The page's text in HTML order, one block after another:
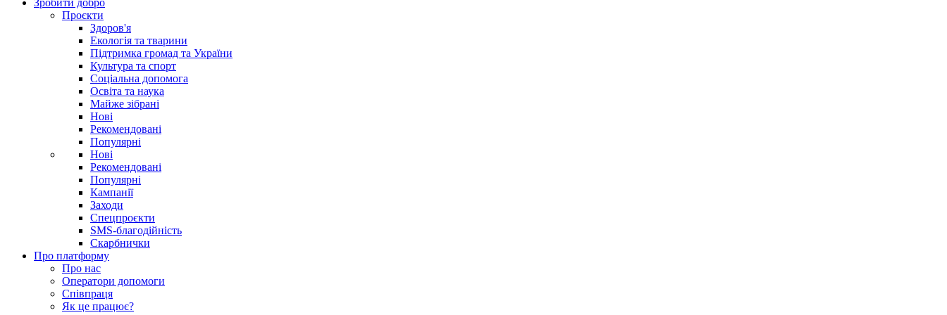
Зробити добро
Проєкти
Здоров'я
Екологія та тварини
Підтримка громад та України
Культура та спорт
Соціальна допомога
Освіта та наука
Майже зібрані
Нові
Рекомендовані
Популярні
Нові
Рекомендовані
Популярні
Кампанії
Заходи
Спецпроєкти
SMS-благодійність
Скарбнички
Про платформу
Про нас
Оператори допомоги
Співпраця
Як це працює?